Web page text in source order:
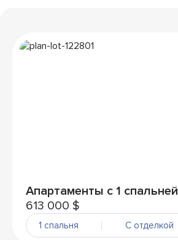
Апартаменты с 1 спальней
613 000 $
1 спальня С отделкой